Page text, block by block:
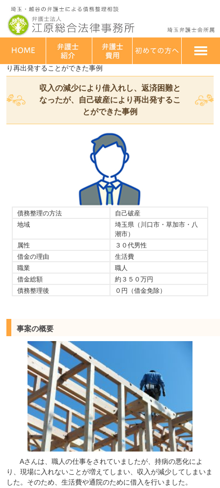
埼玉・越谷 弁護士法人江原総合法律事務所>解決事例>
自己破産
収入の減少により借入れし、返済困難となったが、自己破産によ
り再出発することができた事例
収入の減少により借入れし、返済困難と
なったが、自己破産により再出発するこ
とができた事例
債務整理の方法
自己破産
地域
埼玉県（川口市・草加市・八
潮市）
属性
３０代男性
借金の理由
生活費
職業
職人
借金総額
約３５０万円
債務整理後
０円（借金免除）
事案の概要
Aさんは、職人の仕事をされていましたが、持病の悪化によ
り、現場に入れないことが増えてしまい、収入が減少してしまいま
した。そのため、生活費や通院のために借入を行いました。